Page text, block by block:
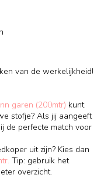
van de werkelijkheid!
garen (200mtr) kunt
stofje? Als jij aangeeft
de perfecte match voor
uit zijn? Kies dan
Tip: gebruik het
overzicht.